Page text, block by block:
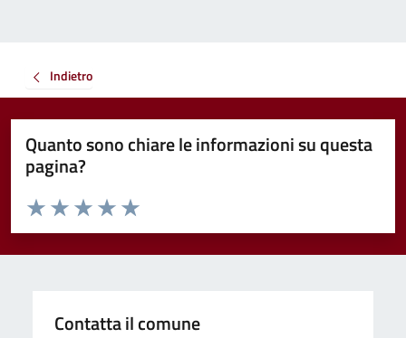
Indietro
Quanto sono chiare le informazioni su questa
pagina?
Valuta da 1 a 5 stelle la pagina
Valuta 5 stelle su 5
Valuta 4 stelle su 5
Valuta 3 stelle su 5
Valuta 2 stelle su 5
Valuta 1 stelle su 5
Contatta il comune